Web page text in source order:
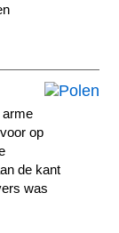
arme
op
de kant
was